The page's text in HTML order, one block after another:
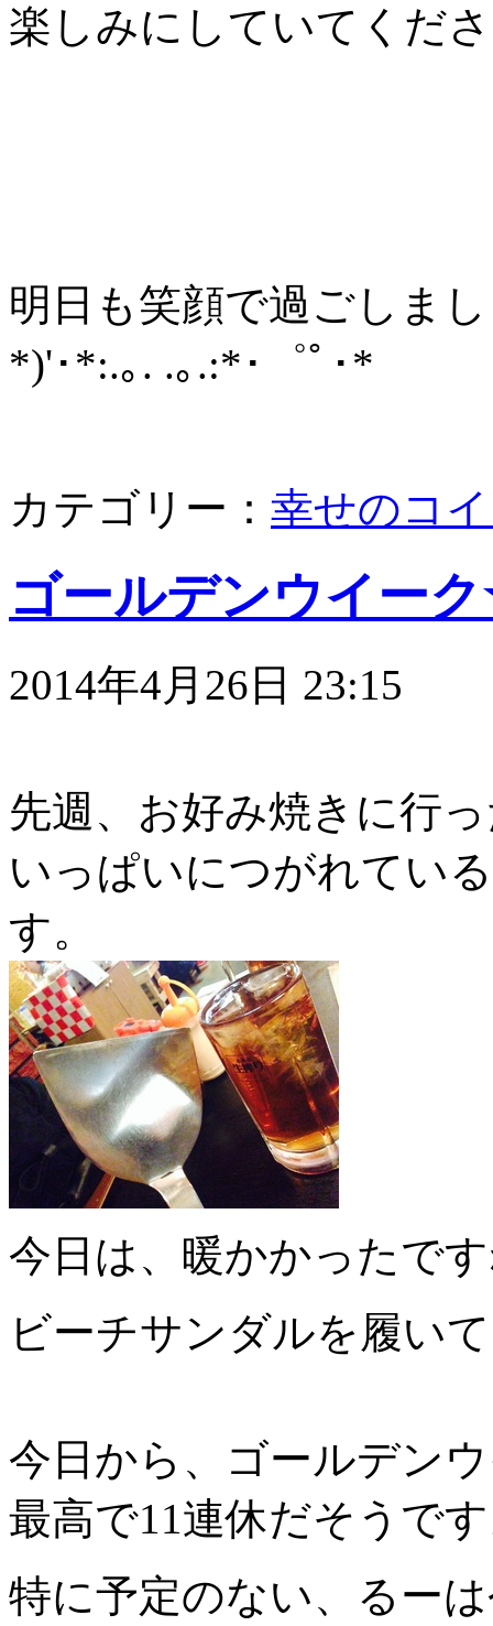
楽しみにしていてくだ
明日も笑顔で過ごしま
*)'･*:.｡. .｡.:*･゜ﾟ･*
カテゴリー： 幸せのコ
ゴールデンウイー
2014年4月26日 23:15
先週、お好み焼きに行
いっぱいにつがれてい
す。
今日は、暖かかったで
ビーチサンダルを履い
今日から、ゴールデン
最高で11連休だそうで
特に予定のない、るー